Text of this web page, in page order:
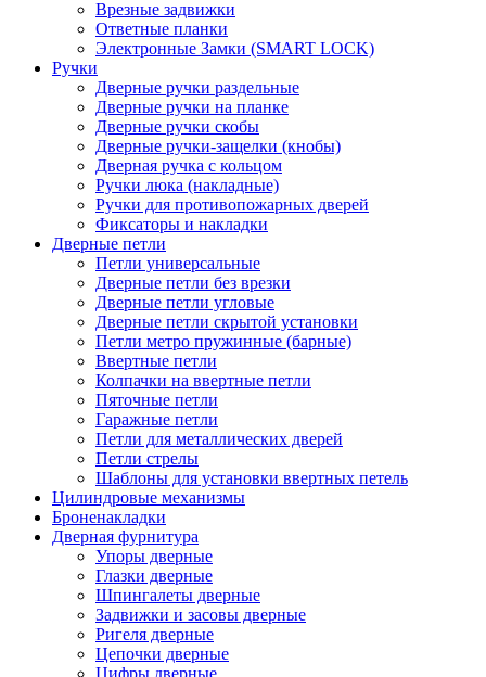
Врезные задвижки
Ответные планки
Электронные Замки (SMART LOCK)
Ручки
Дверные ручки раздельные
Дверные ручки на планке
Дверные ручки скобы
Дверные ручки-защелки (кнобы)
Дверная ручка с кольцом
Ручки люка (накладные)
Ручки для противопожарных дверей
Фиксаторы и накладки
Дверные петли
Петли универсальные
Дверные петли без врезки
Дверные петли угловые
Дверные петли скрытой установки
Петли метро пружинные (барные)
Ввертные петли
Колпачки на ввертные петли
Пяточные петли
Гаражные петли
Петли для металлических дверей
Петли стрелы
Шаблоны для установки ввертных петель
Цилиндровые механизмы
Броненакладки
Дверная фурнитура
Упоры дверные
Глазки дверные
Шпингалеты дверные
Задвижки и засовы дверные
Ригеля дверные
Цепочки дверные
Цифры дверные